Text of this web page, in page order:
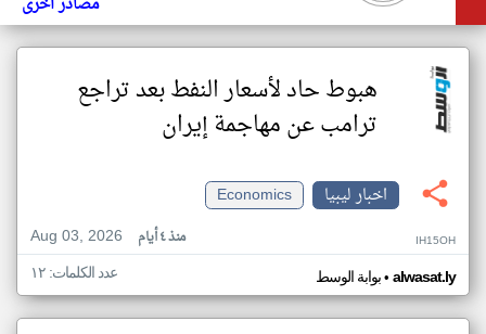
هبوط حاد لأسعار النفط بعد تراجع
ترامب عن مهاجمة إيران
اخبار ليبيا
Economics
Aug 03, 2026
منذ ٤ أيام IH15OH
بوابة الوسط• alwasat.ly عدد الكلمات: ١٢